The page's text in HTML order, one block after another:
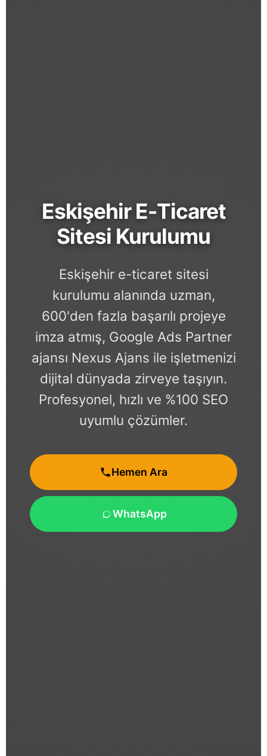
Eskişehir E-Ticaret
Sitesi Kurulumu
Eskişehir e-ticaret sitesi
kurulumu alanında uzman,
600'den fazla başarılı projeye
imza atmış, Google Ads Partner
ajansı Nexus Ajans ile işletmenizi
dijital dünyada zirveye taşıyın.
Profesyonel, hızlı ve %100 SEO
uyumlu çözümler.
Hemen Ara
WhatsApp